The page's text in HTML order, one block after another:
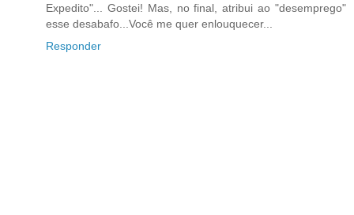
Expedito"... Gostei! Mas, no final, atribui ao "desemprego"
esse desabafo...Você me quer enlouquecer...
Responder